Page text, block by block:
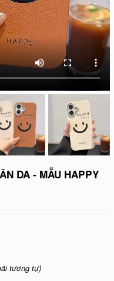
DA - MẪU HAPPY
tương tự)